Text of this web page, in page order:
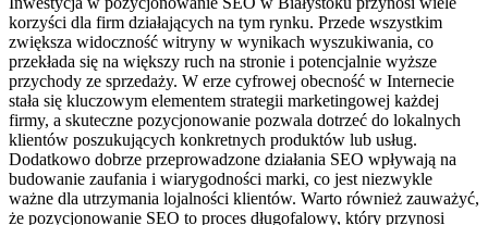
korzyści dla firm działających na tym rynku. Przede wszystkim
zwiększa widoczność witryny w wynikach wyszukiwania, co
przekłada się na większy ruch na stronie i potencjalnie wyższe
przychody ze sprzedaży. W erze cyfrowej obecność w Internecie
stała się kluczowym elementem strategii marketingowej każdej
firmy, a skuteczne pozycjonowanie pozwala dotrzeć do lokalnych
klientów poszukujących konkretnych produktów lub usług.
Dodatkowo dobrze przeprowadzone działania SEO wpływają na
budowanie zaufania i wiarygodności marki, co jest niezwykle
ważne dla utrzymania lojalności klientów. Warto również zauważyć,
że pozycjonowanie SEO to proces długofalowy, który przynosi